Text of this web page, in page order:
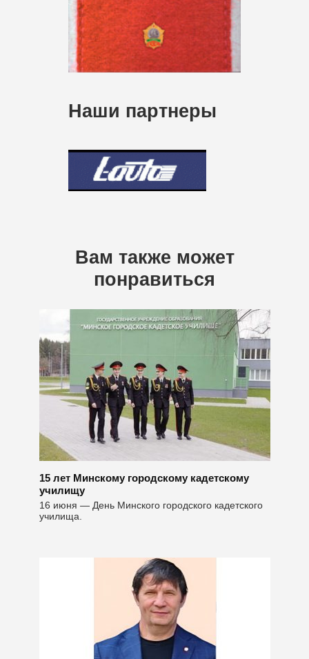
Наши партнеры
Вам также может
понравиться
15 лет Минскому городскому кадетскому
училищу
16 июня — День Минского городского кадетского
училища.